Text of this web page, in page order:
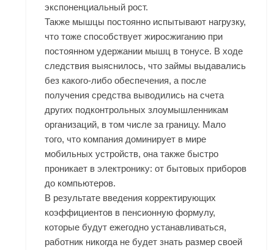
экспоненциальный рост.
Также мышцы постоянно испытывают нагрузку,
что тоже способствует жиросжиганию при
постоянном удержании мышц в тонусе. В ходе
следствия выяснилось, что займы выдавались
без какого-либо обеспечения, а после
получения средства выводились на счета
других подконтрольных злоумышленникам
организаций, в том числе за границу. Мало
того, что компания доминирует в мире
мобильных устройств, она также быстро
проникает в электронику: от бытовых приборов
до компьютеров.
В результате введения корректирующих
коэффициентов в пенсионную формулу,
которые будут ежегодно устанавливаться,
работник никогда не будет знать размер своей